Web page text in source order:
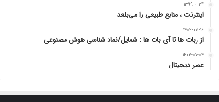
۱۳۹۹-۰۱-۲۴
اینترنت ، منابع طبیعی را می‌بلعد
۱۴۰۲-۰۵-۱۶
از ربات ها تا آی بات ها : شمایل/نماد شناسی هوش مصنوعی
۱۴۰۲-۰۷-۰۴
عصر دیجیتال